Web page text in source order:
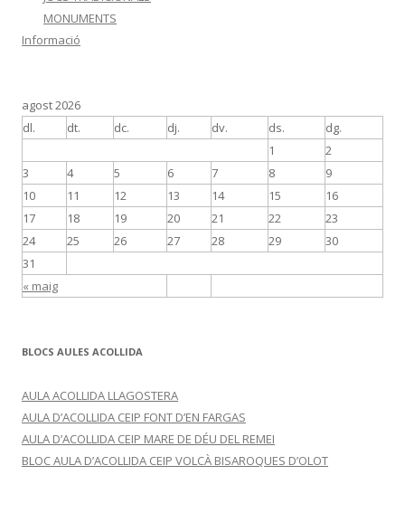
MONUMENTS
Informació
agost 2026
dl.
dt. dc. dj. dv. ds. dg.
« maig
1
2
3
4 5 6 7 8
9
10
11 12 13 14 15
16
17
18 19 20 21 22
23
24
25 26 27 28 29
30
31
BLOCS AULES ACOLLIDA
AULA ACOLLIDA LLAGOSTERA
AULA D’ACOLLIDA CEIP FONT D’EN FARGAS
AULA D’ACOLLIDA CEIP MARE DE DÉU DEL REMEI
BLOC AULA D’ACOLLIDA CEIP VOLCÀ BISAROQUES D’OLOT